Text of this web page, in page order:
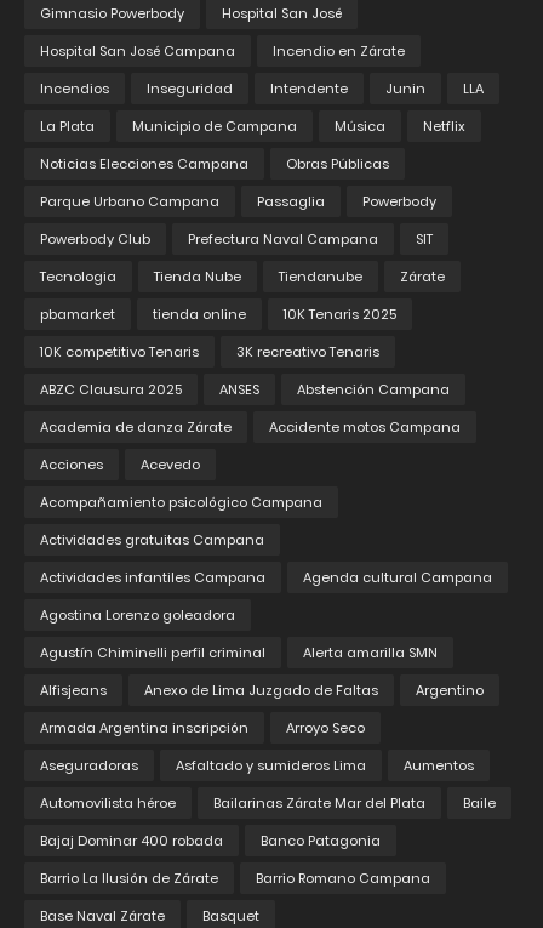
Gimnasio Powerbody
Hospital San José
Hospital San José Campana
Incendio en Zárate
Incendios
Inseguridad Intendente Junin
LLA
La Plata
Municipio de Campana Música
Netflix
Noticias Elecciones Campana
Obras Públicas
Parque Urbano Campana
Passaglia
Powerbody
Powerbody Club
Prefectura Naval Campana
SIT
Tecnologia
Tienda Nube Tiendanube
Zárate
pbamarket
tienda online
10K Tenaris 2025
10K competitivo Tenaris
3K recreativo Tenaris
ABZC Clausura 2025
ANSES
Abstención Campana
Academia de danza Zárate
Accidente motos Campana
Acciones
Acevedo
Acompañamiento psicológico Campana
Actividades gratuitas Campana
Actividades infantiles Campana
Agenda cultural Campana
Agostina Lorenzo goleadora
Agustín Chiminelli perfil criminal
Alerta amarilla SMN
Alfisjeans
Anexo de Lima Juzgado de Faltas
Argentino
Armada Argentina inscripción
Arroyo Seco
Aseguradoras
Asfaltado y sumideros Lima
Aumentos
Automovilista héroe
Bailarinas Zárate Mar del Plata
Baile
Bajaj Dominar 400 robada
Banco Patagonia
Barrio La Ilusión de Zárate
Barrio Romano Campana
Base Naval Zárate
Basquet